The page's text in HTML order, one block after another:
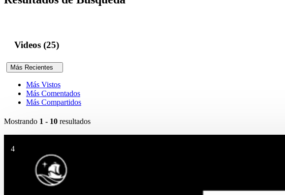
Videos (25)
Más Recientes
Más Vistos
Más Comentados
Más Compartidos
Mostrando 1 - 10 resultados
4